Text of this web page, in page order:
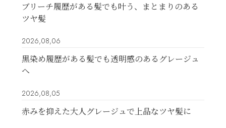
ブリーチ履歴がある髪でも叶う、まとまりのある
ツヤ髪
2026,08,06
黒染め履歴がある髪でも透明感のあるグレージュ
へ
2026,08,05
赤みを抑えた大人グレージュで上品なツヤ髪に